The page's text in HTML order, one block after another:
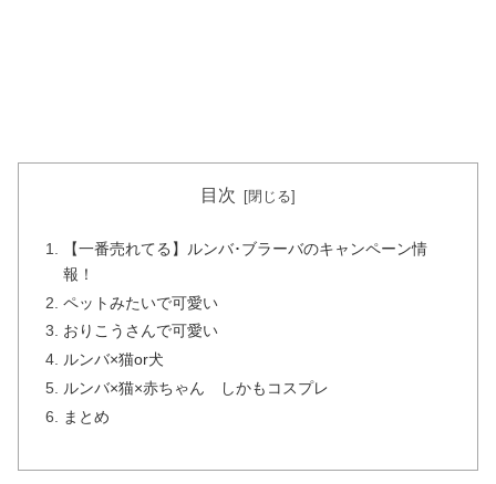
目次
【一番売れてる】ルンバ･ブラーバのキャンペーン情
報！
ペットみたいで可愛い
おりこうさんで可愛い
ルンバ×猫or犬
ルンバ×猫×赤ちゃん しかもコスプレ
まとめ